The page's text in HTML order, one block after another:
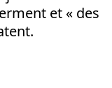
et « des